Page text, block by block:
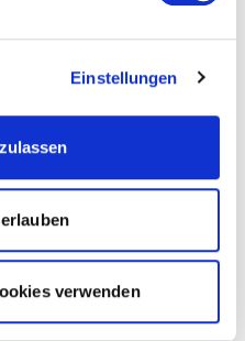
Einstellungen
verwenden